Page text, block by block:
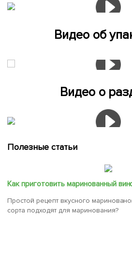
Видео об
Видео о
Полезные статьи
Как приготовить маринованный
Простой рецепт вкусного
сорта подходят для маринования?